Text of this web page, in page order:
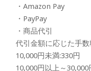
・Amazon Pay
・PayPay
・商品代引
代引金額に応じた手
10,000円未満:330円
10,000円以上～30,000